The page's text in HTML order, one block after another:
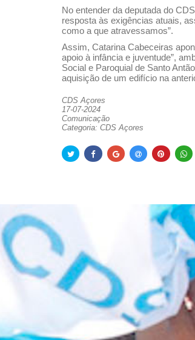
No entender da deputada do
resposta às exigências atuais,
como a que atravessamos”.
Assim, Catarina Cabeceiras
apoio à infância e juventude”,
Social e Paroquial de Santo
aquisição de um edifício na
CDS Açores
17-07-2024
Comunicação
Categoria: CDS Açores